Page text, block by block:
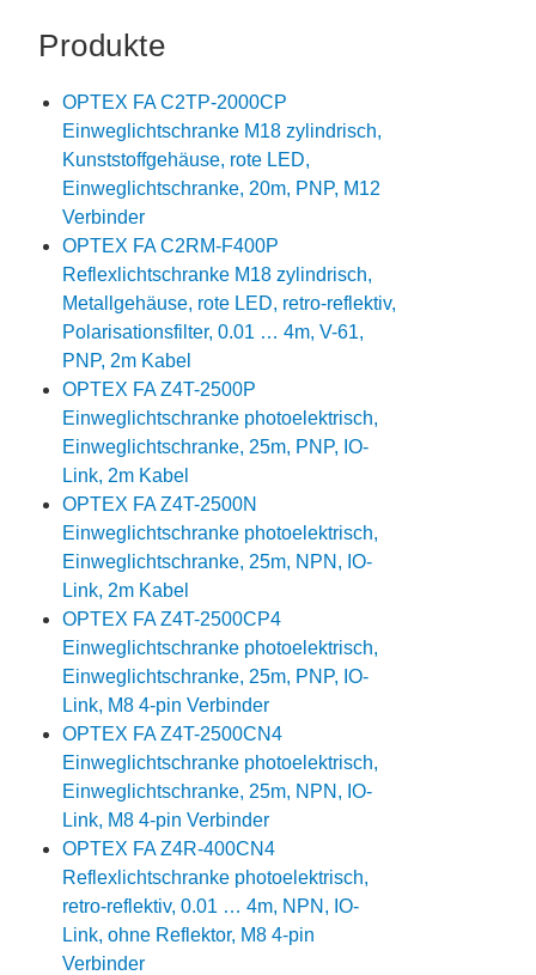
Produkte
OPTEX FA C2TP-2000CP
Einweglichtschranke M18 zylindrisch,
Kunststoffgehäuse, rote LED,
Einweglichtschranke, 20m, PNP, M12
Verbinder
OPTEX FA C2RM-F400P
Reflexlichtschranke M18 zylindrisch,
Metallgehäuse, rote LED, retro-reflektiv,
Polarisationsfilter, 0.01 … 4m, V-61,
PNP, 2m Kabel
OPTEX FA Z4T-2500P
Einweglichtschranke photoelektrisch,
Einweglichtschranke, 25m, PNP, IO-
Link, 2m Kabel
OPTEX FA Z4T-2500N
Einweglichtschranke photoelektrisch,
Einweglichtschranke, 25m, NPN, IO-
Link, 2m Kabel
OPTEX FA Z4T-2500CP4
Einweglichtschranke photoelektrisch,
Einweglichtschranke, 25m, PNP, IO-
Link, M8 4-pin Verbinder
OPTEX FA Z4T-2500CN4
Einweglichtschranke photoelektrisch,
Einweglichtschranke, 25m, NPN, IO-
Link, M8 4-pin Verbinder
OPTEX FA Z4R-400CN4
Reflexlichtschranke photoelektrisch,
retro-reflektiv, 0.01 … 4m, NPN, IO-
Link, ohne Reflektor, M8 4-pin
Verbinder